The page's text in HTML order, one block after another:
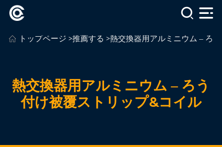
トップページ>推薦する >熱交換器用アルミニウム – ろ
熱交換器用アルミニウム – ろう
付け被覆ストリップ&コイル